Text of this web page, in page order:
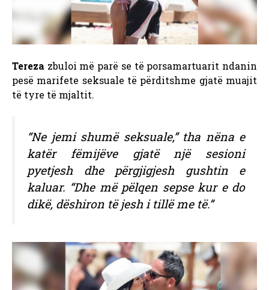
Tereza zbuloi më parë se të porsamartuarit ndanin
pesë marifete seksuale të përditshme gjatë muajit
të tyre të mjaltit.
“Ne jemi shumë seksuale,” tha nëna e
katër fëmijëve gjatë një sesioni
pyetjesh dhe përgjigjesh gushtin e
kaluar. “Dhe më pëlqen sepse kur e do
dikë, dëshiron të jesh i tillë me të.”